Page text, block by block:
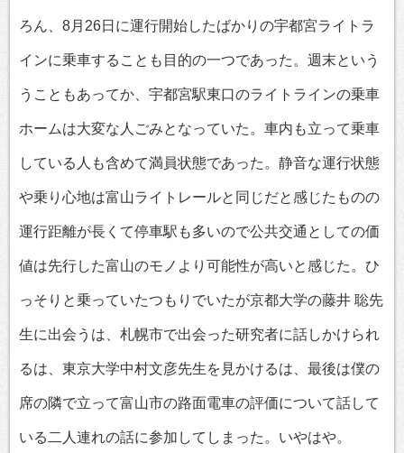
ろん、8月26日に運行開始したばかりの宇都宮ライトラ
インに乗車することも目的の一つであった。週末という
うこともあってか、宇都宮駅東口のライトラインの乗車
ホームは大変な人ごみとなっていた。車内も立って乗車
している人も含めて満員状態であった。静音な運行状態
や乗り心地は富山ライトレールと同じだと感じたものの
運行距離が長くて停車駅も多いので公共交通としての価
値は先行した富山のモノより可能性が高いと感じた。ひ
っそりと乗っていたつもりでいたが京都大学の藤井 聡先
生に出会うは、札幌市で出会った研究者に話しかけられ
るは、東京大学中村文彦先生を見かけるは、最後は僕の
席の隣で立って富山市の路面電車の評価について話して
いる二人連れの話に参加してしまった。いやはや。